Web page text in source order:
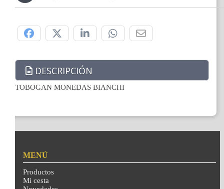
DESCRIPCIÓN
TOBOGAN MONEDAS BIANCHI
MENÚ
Productos
Mi cesta